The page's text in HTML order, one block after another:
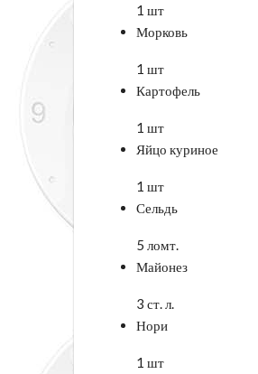
1 шт
Морковь
1 шт
Картофель
1 шт
Яйцо куриное
1 шт
Сельдь
5 ломт.
Майонез
3 ст. л.
Нори
1 шт